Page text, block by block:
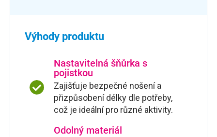
Výhody produktu
Nastavitelná šňůrka s
pojistkou
Zajišťuje bezpečné nošení a
přizpůsobení délky dle potřeby,
což je ideální pro různé aktivity.
Odolný materiál